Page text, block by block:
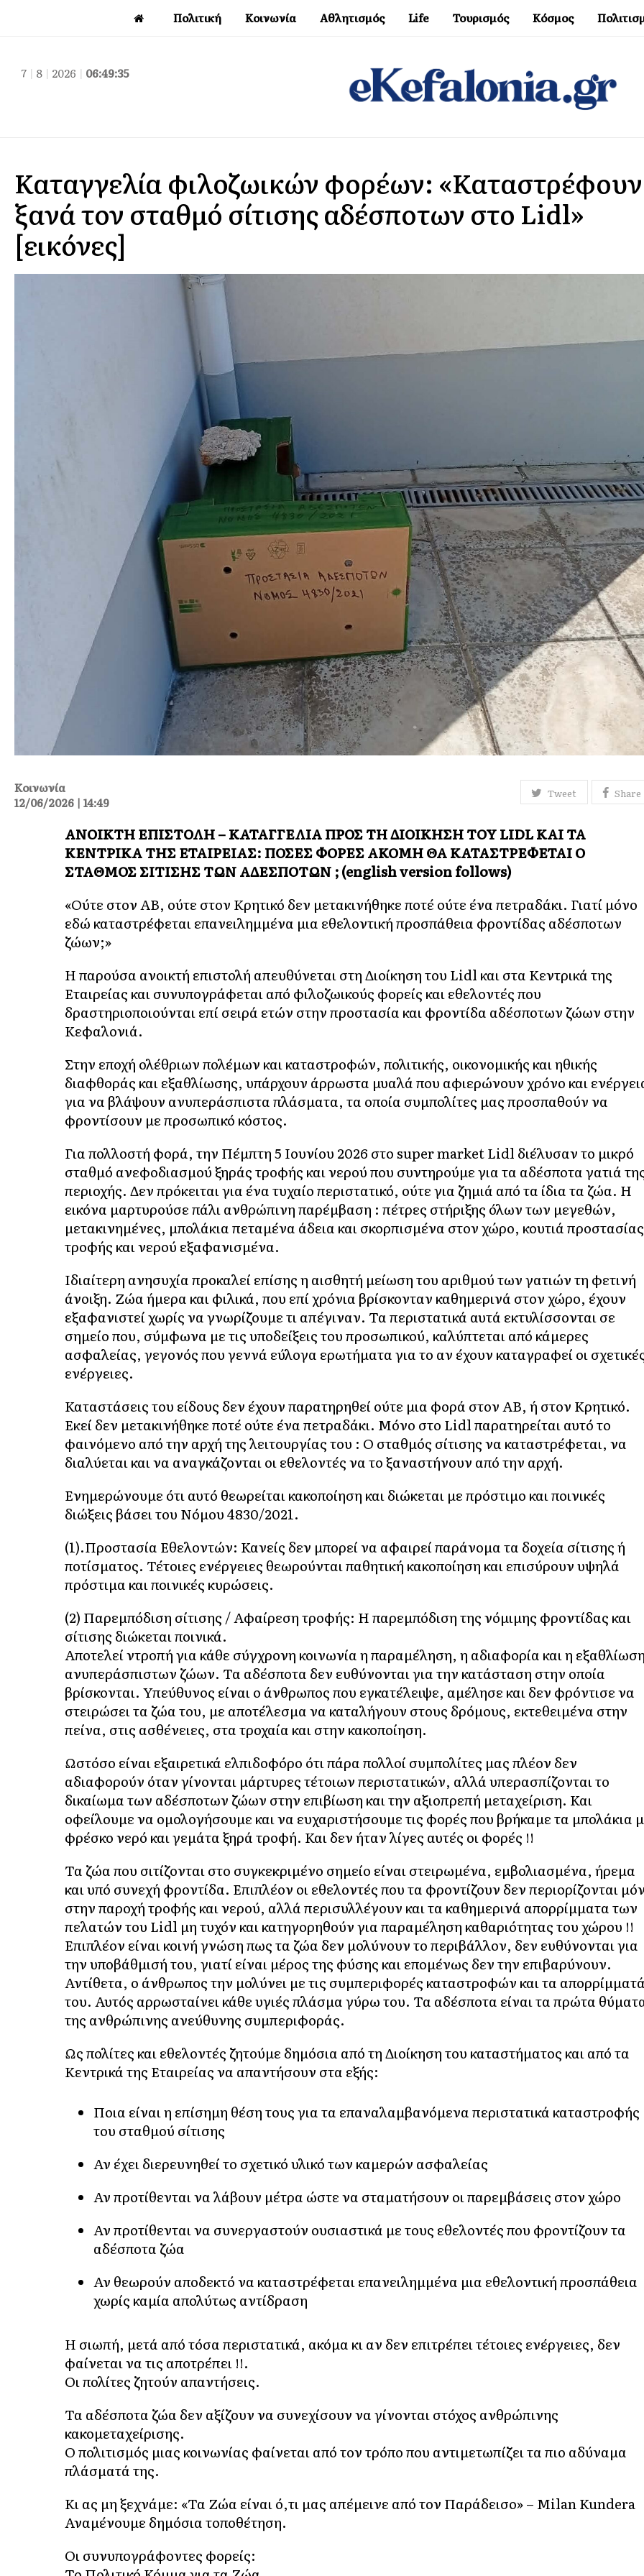
Πολιτική Κοινωνία Αθλητισμός Life Τουρισμός Κόσμος
7 | 8 | 2026 | 06:49:36
Καταγγελία φιλοζωικών φορέων: «Καταστρέφουν
ξανά τον σταθμό σίτισης αδέσποτων στο Lidl»
[εικόνες]
Tweet Share
Κοινωνία
12/06/2026 | 14:49
ΑΝΟΙΚΤΗ ΕΠΙΣΤΟΛΗ – ΚΑΤΑΓΓΕΛΙΑ ΠΡΟΣ ΤΗ ΔΙΟΙΚΗΣΗ ΤΟΥ LIDL ΚΑΙ ΤΑ
ΚΕΝΤΡΙΚΑ ΤΗΣ ΕΤΑΙΡΕΙΑΣ: ΠΟΣΕΣ ΦΟΡΕΣ ΑΚΟΜΗ ΘΑ ΚΑΤΑΣΤΡΕΦΕΤΑΙ Ο
ΣΤΑΘΜΟΣ ΣΙΤΙΣΗΣ ΤΩΝ ΑΔΕΣΠΟΤΩΝ ; (english version follows)
«Ούτε στον ΑΒ, ούτε στον Κρητικό δεν μετακινήθηκε ποτέ ούτε ένα πετραδάκι. Γιατί μόνο
εδώ καταστρέφεται επανειλημμένα μια εθελοντική προσπάθεια φροντίδας αδέσποτων
ζώων;»
Η παρούσα ανοικτή επιστολή απευθύνεται στη Διοίκηση του Lidl και στα Κεντρικά της
Εταιρείας και συνυπογράφεται από φιλοζωικούς φορείς και εθελοντές που
δραστηριοποιούνται επί σειρά ετών στην προστασία και φροντίδα αδέσποτων ζώων στην
Κεφαλονιά.
Στην εποχή ολέθριων πολέμων και καταστροφών, πολιτικής, οικονομικής και ηθικής
διαφθοράς και εξαθλίωσης, υπάρχουν άρρωστα μυαλά που αφιερώνουν χρόνο και
για να βλάψουν ανυπεράσπιστα πλάσματα, τα οποία συμπολίτες μας προσπαθούν να
φροντίσουν με προσωπικό κόστος.
Για πολλοστή φορά, την Πέμπτη 5 Ιουνίου 2026 στο super market Lidl διέλυσαν το μικρό
σταθμό ανεφοδιασμού ξηράς τροφής και νερού που συντηρούμε για τα αδέσποτα γατιά
περιοχής. Δεν πρόκειται για ένα τυχαίο περιστατικό, ούτε για ζημιά από τα ίδια τα ζώα. Η
εικόνα μαρτυρούσε πάλι ανθρώπινη παρέμβαση : πέτρες στήριξης όλων των μεγεθών,
μετακινημένες, μπολάκια πεταμένα άδεια και σκορπισμένα στον χώρο, κουτιά προστασίας
τροφής και νερού εξαφανισμένα.
Ιδιαίτερη ανησυχία προκαλεί επίσης η αισθητή μείωση του αριθμού των γατιών τη φετινή
άνοιξη. Ζώα ήμερα και φιλικά, που επί χρόνια βρίσκονταν καθημερινά στον χώρο, έχουν
εξαφανιστεί χωρίς να γνωρίζουμε τι απέγιναν. Τα περιστατικά αυτά εκτυλίσσονται σε
σημείο που, σύμφωνα με τις υποδείξεις του προσωπικού, καλύπτεται από κάμερες
ασφαλείας, γεγονός που γεννά εύλογα ερωτήματα για το αν έχουν καταγραφεί οι
ενέργειες.
Καταστάσεις του είδους δεν έχουν παρατηρηθεί ούτε μια φορά στον ΑΒ, ή στον Κρητικό.
Εκεί δεν μετακινήθηκε ποτέ ούτε ένα πετραδάκι. Μόνο στο Lidl παρατηρείται αυτό το
φαινόμενο από την αρχή της λειτουργίας του : Ο σταθμός σίτισης να καταστρέφεται, να
διαλύεται και να αναγκάζονται οι εθελοντές να το ξαναστήνουν από την αρχή.
Ενημερώνουμε ότι αυτό θεωρείται κακοποίηση και διώκεται με πρόστιμο και ποινικές
διώξεις βάσει του Νόμου 4830/2021.
(1).Προστασία Εθελοντών: Κανείς δεν μπορεί να αφαιρεί παράνομα τα δοχεία σίτισης ή
ποτίσματος. Τέτοιες ενέργειες θεωρούνται παθητική κακοποίηση και επισύρουν υψηλά
πρόστιμα και ποινικές κυρώσεις.
(2) Παρεμπόδιση σίτισης / Αφαίρεση τροφής: Η παρεμπόδιση της νόμιμης φροντίδας και
σίτισης διώκεται ποινικά.
Αποτελεί ντροπή για κάθε σύγχρονη κοινωνία η παραμέληση, η αδιαφορία και η εξαθλίωση
ανυπεράσπιστων ζώων. Τα αδέσποτα δεν ευθύνονται για την κατάσταση στην οποία
βρίσκονται. Υπεύθυνος είναι ο άνθρωπος που εγκατέλειψε, αμέλησε και δεν φρόντισε να
στειρώσει τα ζώα του, με αποτέλεσμα να καταλήγουν στους δρόμους, εκτεθειμένα στην
πείνα, στις ασθένειες, στα τροχαία και στην κακοποίηση.
Ωστόσο είναι εξαιρετικά ελπιδοφόρο ότι πάρα πολλοί συμπολίτες μας πλέον δεν
αδιαφορούν όταν γίνονται μάρτυρες τέτοιων περιστατικών, αλλά υπερασπίζονται το
δικαίωμα των αδέσποτων ζώων στην επιβίωση και την αξιοπρεπή μεταχείριση. Και
οφείλουμε να ομολογήσουμε και να ευχαριστήσουμε τις φορές που βρήκαμε τα μπολάκια
φρέσκο νερό και γεμάτα ξηρά τροφή. Και δεν ήταν λίγες αυτές οι φορές !!
Τα ζώα που σιτίζονται στο συγκεκριμένο σημείο είναι στειρωμένα, εμβολιασμένα, ήρεμα
και υπό συνεχή φροντίδα. Επιπλέον οι εθελοντές που τα φροντίζουν δεν περιορίζονται
στην παροχή τροφής και νερού, αλλά περισυλλέγουν και τα καθημερινά απορρίμματα των
πελατών του Lidl μη τυχόν και κατηγορηθούν για παραμέληση καθαριότητας του χώρου !!
Επιπλέον είναι κοινή γνώση πως τα ζώα δεν μολύνουν το περιβάλλον, δεν ευθύνονται για
την υποβάθμισή του, γιατί είναι μέρος της φύσης και επομένως δεν την επιβαρύνουν.
Αντίθετα, ο άνθρωπος την μολύνει με τις συμπεριφορές καταστροφών και τα απορρίμματά
του. Αυτός αρρωσταίνει κάθε υγιές πλάσμα γύρω του. Τα αδέσποτα είναι τα πρώτα
της ανθρώπινης ανεύθυνης συμπεριφοράς.
Ως πολίτες και εθελοντές ζητούμε δημόσια από τη Διοίκηση του καταστήματος και από τα
Κεντρικά της Εταιρείας να απαντήσουν στα εξής:
Ποια είναι η επίσημη θέση τους για τα επαναλαμβανόμενα περιστατικά καταστροφής
του σταθμού σίτισης
Αν έχει διερευνηθεί το σχετικό υλικό των καμερών ασφαλείας
Αν προτίθενται να λάβουν μέτρα ώστε να σταματήσουν οι παρεμβάσεις στον χώρο
Αν προτίθενται να συνεργαστούν ουσιαστικά με τους εθελοντές που φροντίζουν τα
αδέσποτα ζώα
Αν θεωρούν αποδεκτό να καταστρέφεται επανειλημμένα μια εθελοντική προσπάθεια
χωρίς καμία απολύτως αντίδραση
Η σιωπή, μετά από τόσα περιστατικά, ακόμα κι αν δεν επιτρέπει τέτοιες ενέργειες, δεν
φαίνεται να τις αποτρέπει !!.
Οι πολίτες ζητούν απαντήσεις.
Τα αδέσποτα ζώα δεν αξίζουν να συνεχίσουν να γίνονται στόχος ανθρώπινης
κακομεταχείρισης.
Ο πολιτισμός μιας κοινωνίας φαίνεται από τον τρόπο που αντιμετωπίζει τα πιο αδύναμα
πλάσματά της.
Κι ας μη ξεχνάμε: «Τα Ζώα είναι ό,τι μας απέμεινε από τον Παράδεισο» – Milan Kundera
Αναμένουμε δημόσια τοποθέτηση.
Οι συνυπογράφοντες φορείς: